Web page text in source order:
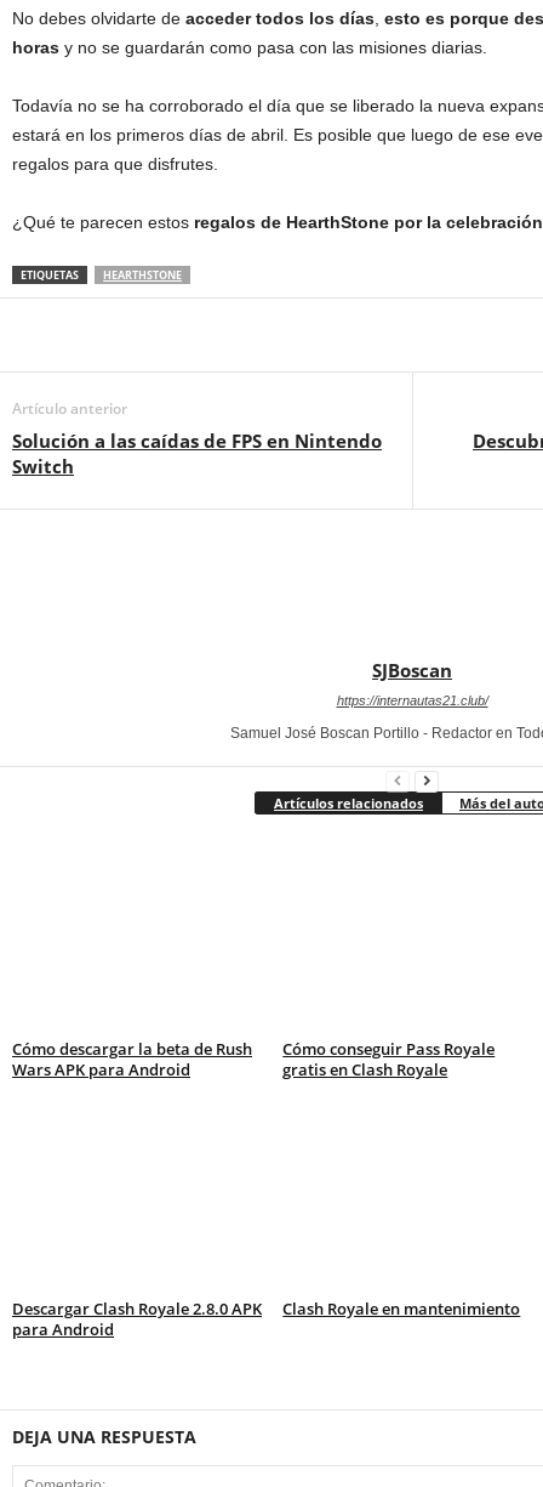
No debes olvidarte de acceder todos los días esto es porque
horas y no se guardarán como pasa con las misiones diarias.
Todavía no se ha corroborado el día que se liberado la nueva
estará en los primeros días de abril. Es posible que luego de ese
regalos para que disfrutes.
¿Qué te parecen estos regalos de HearthStone por la
ETIQUETAS HEARTHSTONE
Artículo anterior
Solución a las caídas de FPS en Nintendo
Switch
SJBoscan
https://internautas21.club/
Samuel José Boscan Portillo - Redactor en
Artículos relacionados Más del
Cómo descargar la beta de Rush
Wars APK para Android
Cómo conseguir Pass Royale
gratis en Clash Royale
Descargar Clash Royale 2.8.0 APK
para Android
Clash Royale en mantenimiento
DEJA UNA RESPUESTA